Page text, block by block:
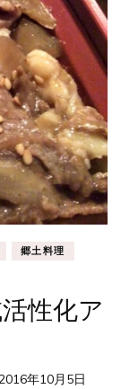
郷土料理
性化ア
年10月5日